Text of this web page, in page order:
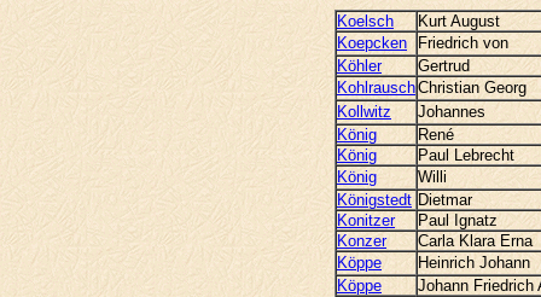
Koelsch
Kurt August
Koepcken Friedrich von
Köhler
Gertrud
KohlrauschChristian Georg
Kollwitz
Johannes
König
René
König
Paul Lebrecht
König
Willi
Königstedt Dietmar
Konitzer
Paul Ignatz
Konzer
Carla Klara Erna
Köppe
Heinrich Johann
Köppe
Johann Friedrich